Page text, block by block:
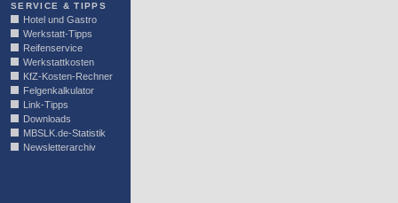
SERVICE & TIPPS
Hotel und Gastro
Werkstatt-Tipps
Reifenservice
Werkstattkosten
KfZ-Kosten-Rechner
Felgenkalkulator
Link-Tipps
Downloads
MBSLK.de-Statistik
Newsletterarchiv